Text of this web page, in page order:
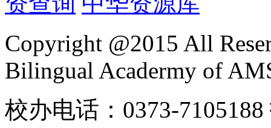
Copyright @2015 All
Bilingual Acadermy of
校办电话：0373-